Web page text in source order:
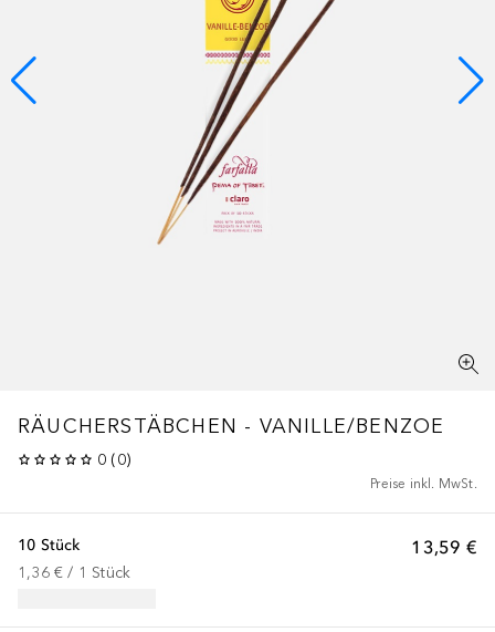
RÄUCHERSTÄBCHEN - VANILLE/BENZOE
0 (0)
Preise inkl. MwSt.
13,59 €
10 Stück
1,36 € / 1 Stück